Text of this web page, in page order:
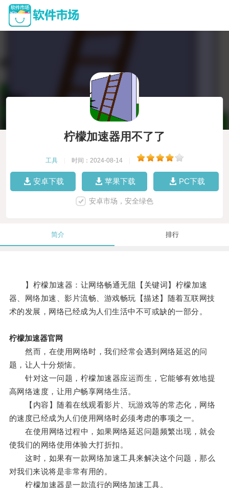
柠檬加速器用不了了
工具 时间：2024-08-14
安卓下载 苹果下载 PC下载
安卓市场，安全绿色
简介 排行
】柠檬加速器：让网络畅通无阻【关键词】柠檬加速
器、网络加速、影片流畅、游戏畅玩【描述】随着互联网技
术的发展，网络已经成为人们生活中不可或缺的一部分。
柠檬加速器官网
然而，在使用网络时，我们经常会遇到网络延迟的问
题，让人十分烦恼。
针对这一问题，柠檬加速器应运而生，它能够有效地提
高网络速度，让用户畅享网络生活。
【内容】随着在线观看影片、玩游戏等的常态化，网络
的速度已经成为人们使用网络时必须考虑的事项之一。
在使用网络过程中，如果网络延迟问题频繁出现，就会
使我们的网络使用体验大打折扣。
这时，如果有一款网络加速工具来解决这个问题，那么
对我们来说将是非常有用的。
柠檬加速器是一款流行的网络加速工具。